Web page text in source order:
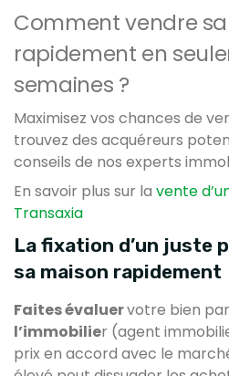
Comment vendre
rapidement en
semaines ?
Maximisez vos chances de
trouvez des acquéreurs
conseils de nos experts
En savoir plus sur la vente
Transaxia
La fixation d’un juste
sa maison rapidement
Faites évaluervotre bien
l’immobilier (agent
prix en accord avec le